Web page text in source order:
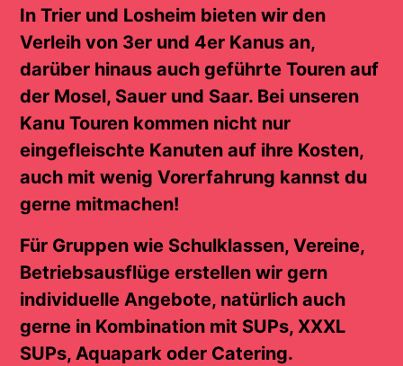
In Trier und Losheim bieten wir den
Verleih von 3er und 4er Kanus an,
darüber hinaus auch geführte Touren auf
der Mosel, Sauer und Saar. Bei unseren
Kanu Touren kommen nicht nur
eingefleischte Kanuten auf ihre Kosten,
auch mit wenig Vorerfahrung kannst du
gerne mitmachen!
Für Gruppen wie Schulklassen, Vereine,
Betriebsausflüge erstellen wir gern
individuelle Angebote, natürlich auch
gerne in Kombination mit SUPs, XXXL
SUPs, Aquapark oder Catering.